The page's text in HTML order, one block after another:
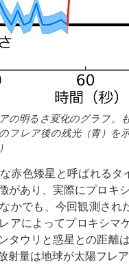
の明るさ変化のグラフ。
フレア後の残光（青）を
赤色矮星と呼ばれる
があり、実際にプロキ
かでも、今回観測さ
アによってプロキシ
タウリと惑星との距離
量は地球が太陽フレ